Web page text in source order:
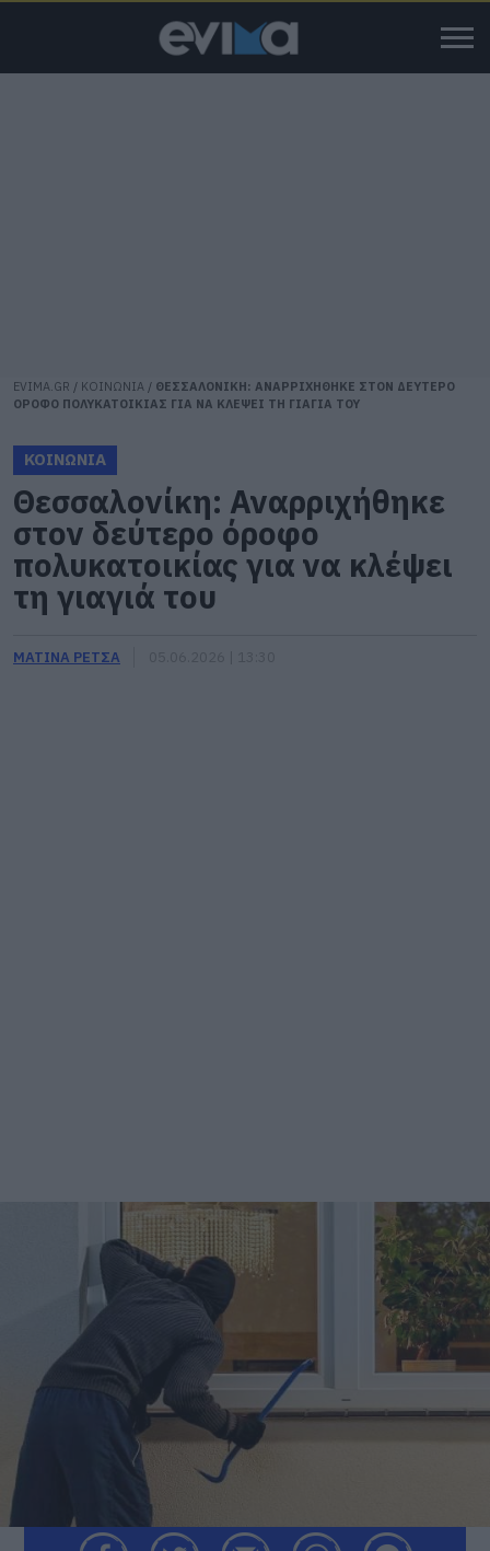
EVIMA.GR / ΚΟΙΝΩΝΙΑ / ΘΕΣΣΑΛΟΝΙΚΗ: ΑΝΑΡΡΙΧΗΘΗΚΕ ΣΤΟΝ ΔΕΥΤΕΡΟ
ΟΡΟΦΟ ΠΟΛΥΚΑΤΟΙΚΙΑΣ ΓΙΑ ΝΑ ΚΛΕΨΕΙ ΤΗ ΓΙΑΓΙΑ ΤΟΥ
ΚΟΙΝΩΝΙΑ
Θεσσαλονίκη: Αναρριχήθηκε
στον δεύτερο όροφο
πολυκατοικίας για να κλέψει
τη γιαγιά του
ΜΑΤΙΝΑ ΡΕΤΣΑ